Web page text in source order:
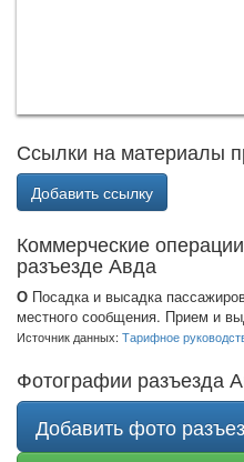
Ссылки на материалы
Добавить ссылку
Коммерческие
разъезде Авда
О Посадка и высадка
местного сообщения. Прием и
Источник данных: Тарифное
Фотографии разъезда
Добавить фото